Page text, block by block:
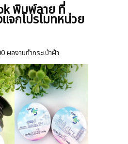
พิมพ์ลาย ที่
จกโปรโมทหน่วย
ผลงานทำกระเป๋าผ้า